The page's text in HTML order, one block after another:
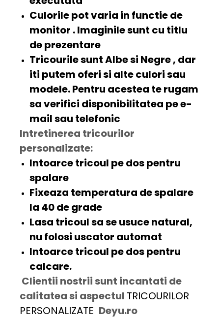
Culorile pot varia in functie de
monitor . Imaginile sunt cu titlu
de prezentare
Tricourile suntAlbesi Negre, dar
iti putem oferi si alteculorisau
modele. Pentru acestea te rugam
sa verifici disponibilitatea pe e-
mail sau telefonic
Intretinerea tricourilor
personalizate:
Intoarce tricoul pe dos pentru
spalare
Fixeaza temperatura de spalare
la 40 de grade
Lasa tricoul sa se usuce natural,
nu folosi uscator automat
Intoarce tricoul pe dos pentru
calcare.
Clientii nostrii sunt incantati de
calitatea si aspectul TRICOURILOR
PERSONALIZATE Deyu.ro